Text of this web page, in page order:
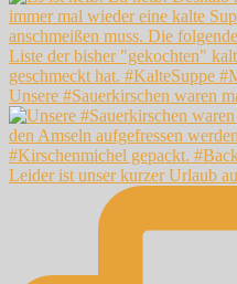
Unsere #Sauerkirschen waren
Leider ist unser kurzer Urlaub